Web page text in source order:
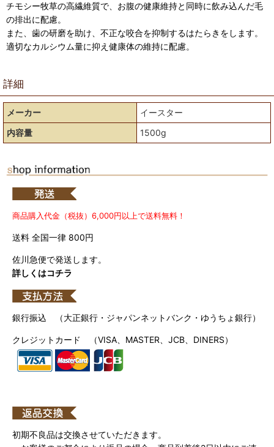
チモシー牧草の高繊維質で、お腹の健康維持と同時に飲み込んだ毛
の排出に配慮。
また、歯の研磨を助け、不正な咬合を抑制するはたらきをします。
適切なカルシウム量に抑え健康体の維持に配慮。
詳細
メーカー
イースター
内容量
1500g
商品購入代金（税抜）6,000円以上で送料無料！
送料 全国一律 800円
佐川急便で発送します。
詳しくはコチラ
銀行振込 （大正銀行・ジャパンネットバンク・ゆうちょ銀行）
クレジットカード （VISA、MASTER、JCB、DINERS）
初期不良品は交換させていただきます。